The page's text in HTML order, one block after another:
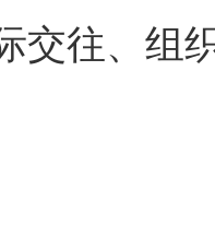
交往、组